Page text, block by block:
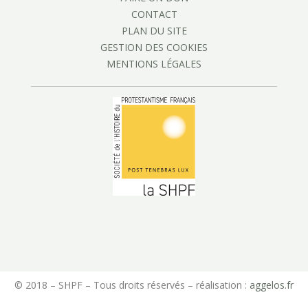
CONTACT
PLAN DU SITE
GESTION DES COOKIES
MENTIONS LÉGALES
© 2018 – SHPF – Tous droits réservés – réalisation : aggelos.fr